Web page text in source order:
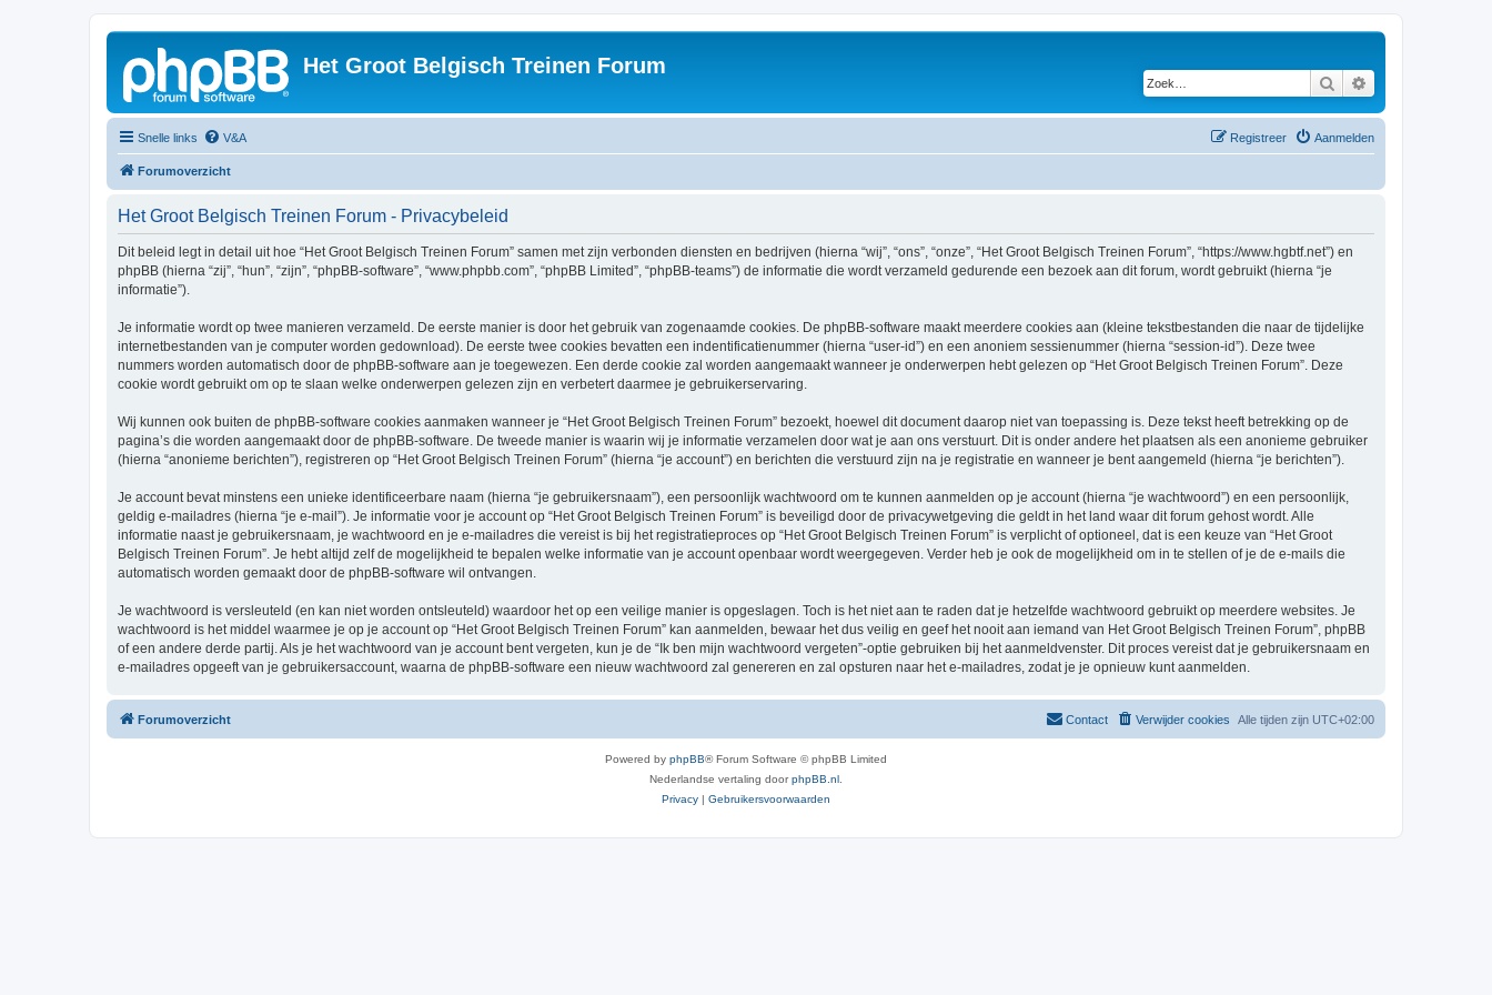
Het Groot Belgisch Treinen Forum
Zoek
Snelle links V&A Aanmelden
Registreer
Forumoverzicht
Het Groot Belgisch Treinen Forum - Privacybeleid
Dit beleid legt in detail uit hoe “Het Groot Belgisch Treinen Forum” samen met zijn verbonden diensten en bedrijven (hierna “wij”, “ons”, “onze”, “Het Groot Belgisch Treinen Forum”, “https://www.hgbtf.net”) en
phpBB (hierna “zij”, “hun”, “zijn”, “phpBB-software”, “www.phpbb.com”, “phpBB Limited”, “phpBB-teams”) de informatie die wordt verzameld gedurende een bezoek aan dit forum, wordt gebruikt (hierna “je
informatie”).
Je informatie wordt op twee manieren verzameld. De eerste manier is door het gebruik van zogenaamde cookies. De phpBB-software maakt meerdere cookies aan (kleine tekstbestanden die naar de tijdelijke
internetbestanden van je computer worden gedownload). De eerste twee cookies bevatten een indentificatienummer (hierna “user-id”) en een anoniem sessienummer (hierna “session-id”). Deze twee
nummers worden automatisch door de phpBB-software aan je toegewezen. Een derde cookie zal worden aangemaakt wanneer je onderwerpen hebt gelezen op “Het Groot Belgisch Treinen Forum”. Deze
cookie wordt gebruikt om op te slaan welke onderwerpen gelezen zijn en verbetert daarmee je gebruikerservaring.
Wij kunnen ook buiten de phpBB-software cookies aanmaken wanneer je “Het Groot Belgisch Treinen Forum” bezoekt, hoewel dit document daarop niet van toepassing is. Deze tekst heeft betrekking op de
pagina’s die worden aangemaakt door de phpBB-software. De tweede manier is waarin wij je informatie verzamelen door wat je aan ons verstuurt. Dit is onder andere het plaatsen als een anonieme gebruiker
(hierna “anonieme berichten”), registreren op “Het Groot Belgisch Treinen Forum” (hierna “je account”) en berichten die verstuurd zijn na je registratie en wanneer je bent aangemeld (hierna “je berichten”).
Je account bevat minstens een unieke identificeerbare naam (hierna “je gebruikersnaam”), een persoonlijk wachtwoord om te kunnen aanmelden op je account (hierna “je wachtwoord”) en een persoonlijk,
geldig e-mailadres (hierna “je e-mail”). Je informatie voor je account op “Het Groot Belgisch Treinen Forum” is beveiligd door de privacywetgeving die geldt in het land waar dit forum gehost wordt. Alle
informatie naast je gebruikersnaam, je wachtwoord en je e-mailadres die vereist is bij het registratieproces op “Het Groot Belgisch Treinen Forum” is verplicht of optioneel, dat is een keuze van “Het Groot
Belgisch Treinen Forum”. Je hebt altijd zelf de mogelijkheid te bepalen welke informatie van je account openbaar wordt weergegeven. Verder heb je ook de mogelijkheid om in te stellen of je de e-mails die
automatisch worden gemaakt door de phpBB-software wil ontvangen.
Je wachtwoord is versleuteld (en kan niet worden ontsleuteld) waardoor het op een veilige manier is opgeslagen. Toch is het niet aan te raden dat je hetzelfde wachtwoord gebruikt op meerdere websites. Je
wachtwoord is het middel waarmee je op je account op “Het Groot Belgisch Treinen Forum” kan aanmelden, bewaar het dus veilig en geef het nooit aan iemand van Het Groot Belgisch Treinen Forum”, phpBB
of een andere derde partij. Als je het wachtwoord van je account bent vergeten, kun je de “Ik ben mijn wachtwoord vergeten”-optie gebruiken bij het aanmeldvenster. Dit proces vereist dat je gebruikersnaam en
e-mailadres opgeeft van je gebruikersaccount, waarna de phpBB-software een nieuw wachtwoord zal genereren en zal opsturen naar het e-mailadres, zodat je je opnieuw kunt aanmelden.
Forumoverzicht Alle tijden zijn UTC+02:00
Verwijder cookies
Contact
Powered by phpBB® Forum Software © phpBB Limited
Nederlandse vertaling doorphpBB.nl
Privacy | Gebruikersvoorwaarden